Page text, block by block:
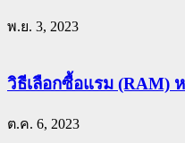
พ.ย. 3, 2023
วิธีเลือกซื้อแรม (RAM)
ต.ค. 6, 2023